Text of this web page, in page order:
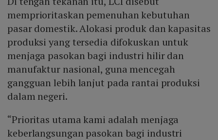
bahan baku yang tertahan di Selat Hormuz.
memprioritaskan pemenuhan kebutuhan
pasar domestik. Alokasi produk dan kapasitas
produksi yang tersedia difokuskan untuk
menjaga pasokan bagi industri hilir dan
manufaktur nasional, guna mencegah
gangguan lebih lanjut pada rantai produksi
dalam negeri.
“Prioritas utama kami adalah menjaga
keberlangsungan pasokan bagi industri